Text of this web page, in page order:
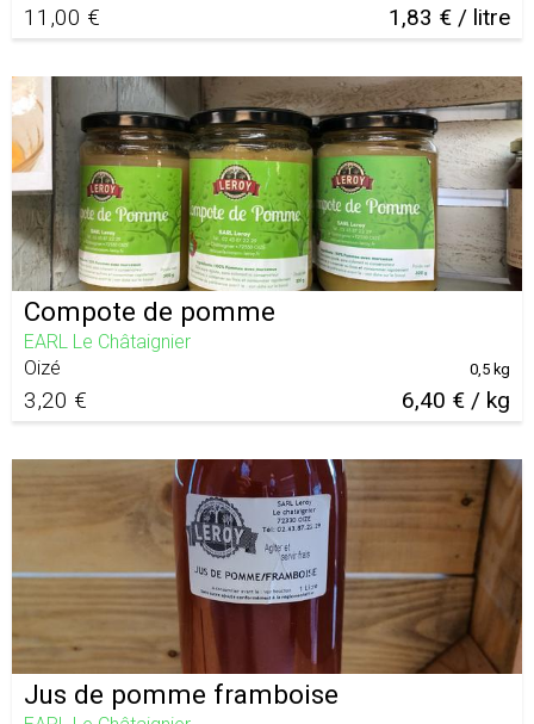
11,00 € 1,83 € / litre
Compote de pomme
EARL Le Châtaignier
Oizé
3,20 € 6,40 € / kg
0,5 kg
Jus de pomme framboise